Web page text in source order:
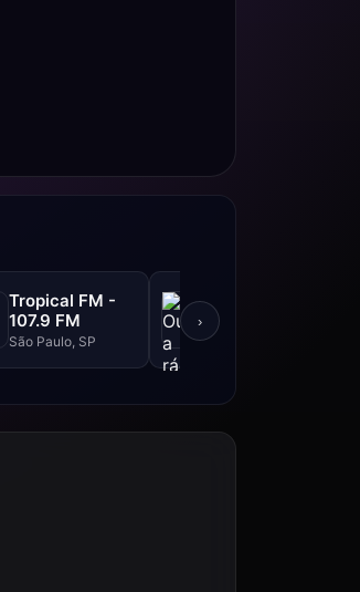
Tropical FM -
107.9 FM
São Paulo, SP
FM
São Paulo, SP
›